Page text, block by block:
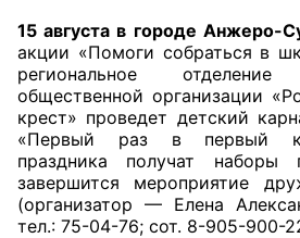
Кодекс этики ОП КО
Положения
Соглашения
Рекомендации
Порядок работы ЦОН
15 августа в городе Анжеро-
акции «Помоги собраться в
региональное отделение
общественной организации
крест» проведет детский
«Первый раз в первый
праздника получат наборы
завершится мероприятие
(организатор — Елена
тел.: 75-04-76; сот. 8-905-900-